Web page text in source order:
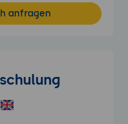
anfragen